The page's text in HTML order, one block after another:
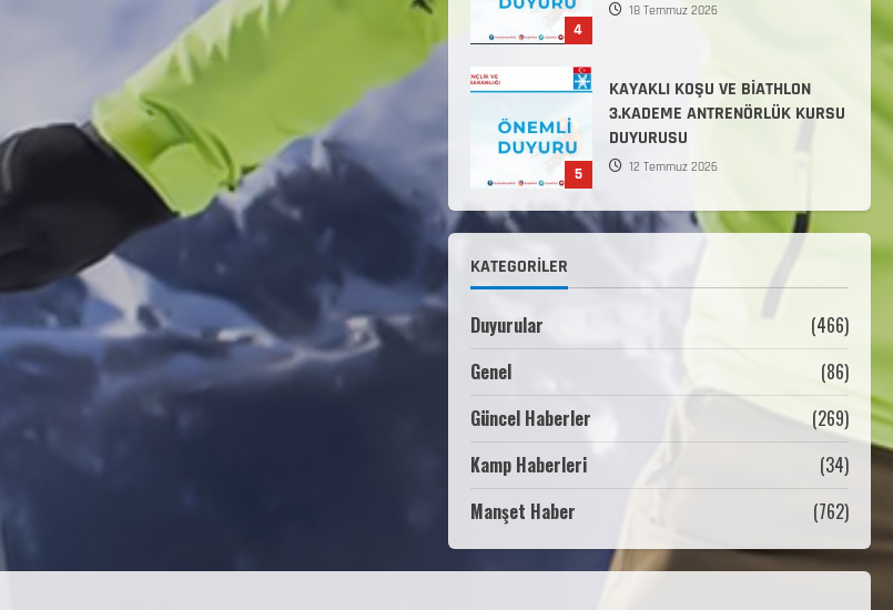
4
18 Temmuz 2026
5
KAYAKLI KOŞU VE BİATHLON
3.KADEME ANTRENÖRLÜK KURSU
DUYURUSU
12 Temmuz 2026
Millî Savunma Bakanlığı Kara,
(2026-2 Dönem) Sporcu Branşı
Sözleşmeli Er Temini Başvuruları
Başlamıştır.
2
ANALİG TEKERLEKLİ KAYAK
TÜRKİYE ŞAMPİYONASI
22 Temmuz 2026
TÜRKİYE ŞAMPİYONASI GÖREVLİ
LİSTESİ
KATEGORILER
Duyurular
(466)
Genel
(86)
Güncel Haberler
(269)
Kamp Haberleri
(34)
Manşet Haber
(762)